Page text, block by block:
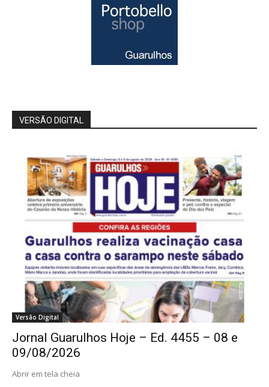
VERSÃO DIGITAL
Versão Digital
Jornal Guarulhos Hoje – Ed. 4455 – 08 e
09/08/2026
Abrir em tela cheia